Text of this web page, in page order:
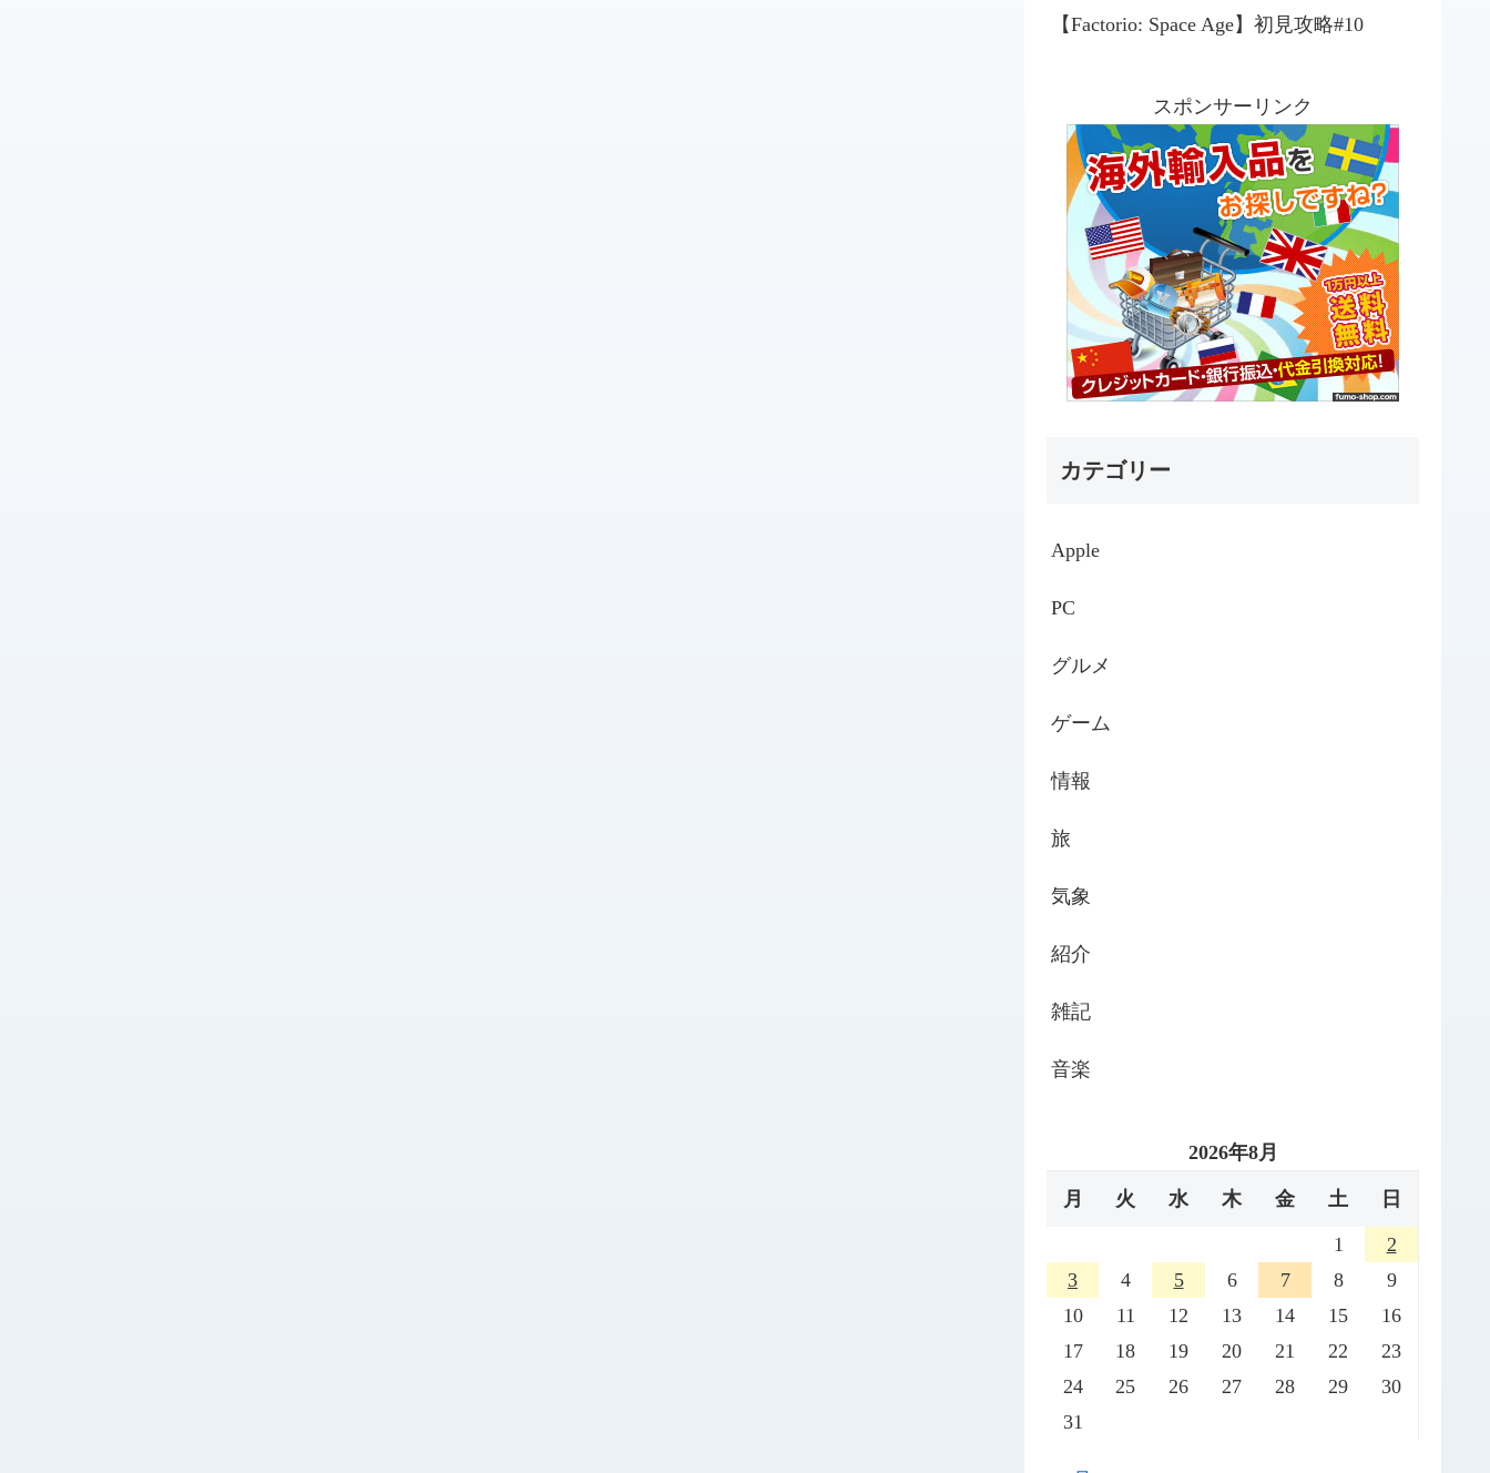
【Factorio: Space Age】初見攻略#10
スポンサーリンク
カテゴリー
Apple
PC
グルメ
ゲーム
情報
旅
気象
紹介
雑記
音楽
2026年8月
月 火 水 木 金 土 日
1
2
3
4 5 6 7 8
9
10
11 12 13 14 15
16
17
18 19 20 21 22
23
24
25 26 27 28 29
30
31